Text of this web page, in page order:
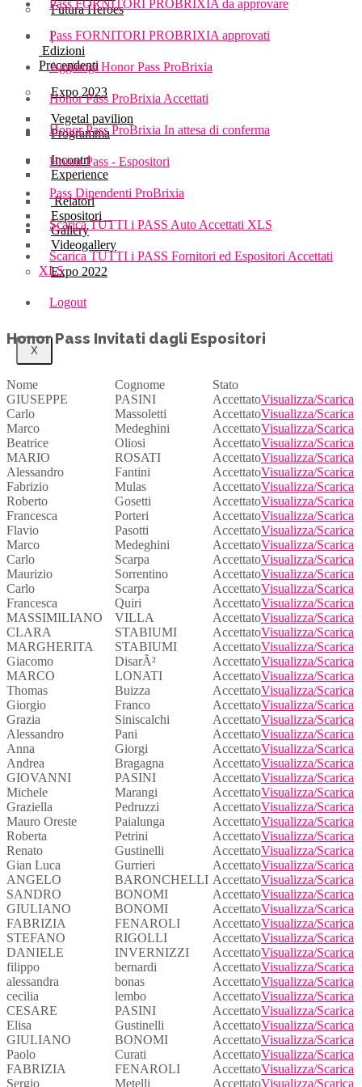
Futura Heroes
|
Edizioni
Precendenti
Expo 2023
Vegetal pavilion
Programma
Incontri
Experience
Relatori
Espositori
Gallery
Videogallery
Expo 2022
X
Pass FORNITORI PROBRIXIA da approvare
Pass FORNITORI PROBRIXIA approvati
Aggiungi Honor Pass ProBrixia
Honor Pass ProBrixia Accettati
Honor Pass ProBrixia In attesa di conferma
Honor Pass - Espositori
Pass Dipendenti ProBrixia
Scarica TUTTI i PASS Auto Accettati XLS
Scarica TUTTI i PASS Fornitori ed Espositori Accettati
XLS
Logout
Honor Pass Invitati dagli Espositori
Nome Cognome
Stato
GIUSEPPE
PASINI AccettatoVisualizza/Scarica
Carlo
Massoletti AccettatoVisualizza/Scarica
Marco
Medeghini AccettatoVisualizza/Scarica
Beatrice
Oliosi AccettatoVisualizza/Scarica
MARIO
ROSATI AccettatoVisualizza/Scarica
Alessandro
Fantini AccettatoVisualizza/Scarica
Fabrizio
Mulas AccettatoVisualizza/Scarica
Roberto
Gosetti AccettatoVisualizza/Scarica
Francesca
Porteri AccettatoVisualizza/Scarica
Flavio
Pasotti AccettatoVisualizza/Scarica
Marco
Medeghini AccettatoVisualizza/Scarica
Carlo
Scarpa AccettatoVisualizza/Scarica
Maurizio
Sorrentino AccettatoVisualizza/Scarica
Carlo
Scarpa AccettatoVisualizza/Scarica
Francesca
Quiri AccettatoVisualizza/Scarica
MASSIMILIANO
VILLA AccettatoVisualizza/Scarica
CLARA
STABIUMI AccettatoVisualizza/Scarica
MARGHERITA
STABIUMI AccettatoVisualizza/Scarica
Giacomo
DisarÃ² AccettatoVisualizza/Scarica
MARCO
LONATI AccettatoVisualizza/Scarica
Thomas
Buizza AccettatoVisualizza/Scarica
Giorgio
Franco AccettatoVisualizza/Scarica
Grazia
Siniscalchi AccettatoVisualizza/Scarica
Alessandro
Pani AccettatoVisualizza/Scarica
Anna
Giorgi AccettatoVisualizza/Scarica
Andrea
Bragagna AccettatoVisualizza/Scarica
GIOVANNI
PASINI AccettatoVisualizza/Scarica
Michele
Marangi AccettatoVisualizza/Scarica
Graziella
Pedruzzi AccettatoVisualizza/Scarica
Mauro Oreste
Paialunga AccettatoVisualizza/Scarica
Roberta
Petrini AccettatoVisualizza/Scarica
Renato
Gustinelli AccettatoVisualizza/Scarica
Gian Luca
Gurrieri AccettatoVisualizza/Scarica
ANGELO
BARONCHELLI AccettatoVisualizza/Scarica
SANDRO
BONOMI AccettatoVisualizza/Scarica
GIULIANO
BONOMI AccettatoVisualizza/Scarica
FABRIZIA
FENAROLI AccettatoVisualizza/Scarica
STEFANO
RIGOLLI AccettatoVisualizza/Scarica
DANIELE
INVERNIZZI AccettatoVisualizza/Scarica
filippo
bernardi AccettatoVisualizza/Scarica
alessandra
bonas AccettatoVisualizza/Scarica
cecilia
lembo AccettatoVisualizza/Scarica
CESARE
PASINI AccettatoVisualizza/Scarica
Elisa
Gustinelli AccettatoVisualizza/Scarica
GIULIANO
BONOMI AccettatoVisualizza/Scarica
Paolo
Curati AccettatoVisualizza/Scarica
FABRIZIA
FENAROLI AccettatoVisualizza/Scarica
Sergio
Metelli AccettatoVisualizza/Scarica